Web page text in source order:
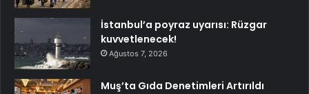
İstanbul’a poyraz uyarısı: Rüzgar
kuvvetlenecek!
Ağustos 7, 2026
Muş’ta Gıda Denetimleri Artırıldı